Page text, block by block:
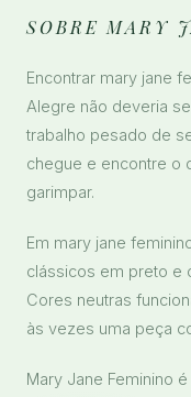
SOBRE MARY
Encontrar mary jane
Alegre não deveria
trabalho pesado de
chegue e encontre o
garimpar.
Em mary jane
clássicos em preto e
Cores neutras
às vezes uma peça
Mary Jane Feminino